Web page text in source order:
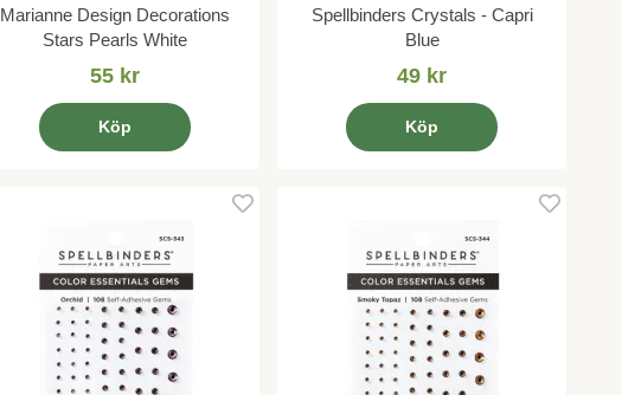
Marianne Design Decorations
Stars Pearls White
55 kr
Köp
Spellbinders Crystals - Capri
Blue
49 kr
Köp